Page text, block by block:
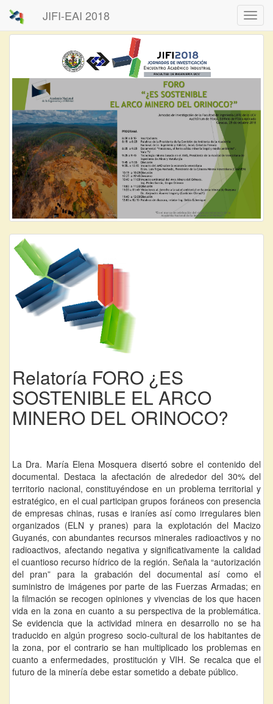
/
JIFI-EAI 2018
Relatoría FORO ¿ES
SOSTENIBLE EL ARCO
MINERO DEL ORINOCO?
La Dra. María Elena Mosquera disertó sobre el contenido del
documental. Destaca la afectación de alrededor del 30% del
territorio nacional, constituyéndose en un problema territorial y
estratégico, en el cual participan grupos foráneos con presencia
de empresas chinas, rusas e iraníes así como irregulares bien
organizados (ELN y pranes) para la explotación del Macizo
Guyanés, con abundantes recursos minerales radioactivos y no
radioactivos, afectando negativa y significativamente la calidad
el cuantioso recurso hídrico de la región. Señala la “autorización
del pran” para la grabación del documental así como el
suministro de imágenes por parte de las Fuerzas Armadas; en
la filmación se recogen opiniones y vivencias de los que hacen
vida en la zona en cuanto a su perspectiva de la problemática.
Se evidencia que la actividad minera en desarrollo no se ha
traducido en algún progreso socio-cultural de los habitantes de
la zona, por el contrario se han multiplicado los problemas en
cuanto a enfermedades, prostitución y VIH. Se recalca que el
futuro de la minería debe estar sometido a debate público.